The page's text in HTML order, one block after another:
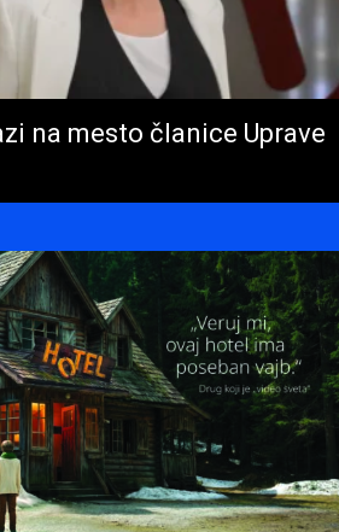
na mesto članice Uprave